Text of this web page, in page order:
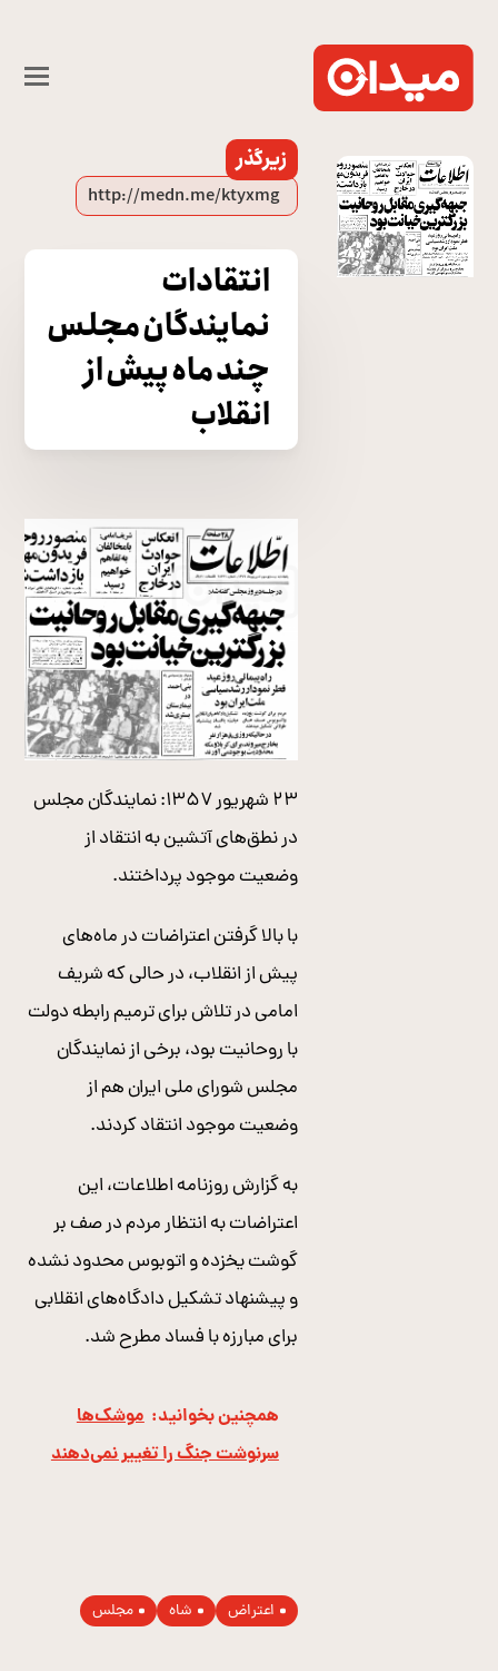
زیرگذر
انتقادات
نمایندگان مجلس
چند ماه پیش از
انقلاب
۲۳ شهریور ۱۳۵۷: نمایندگان مجلس
در نطق‌های آتشین به انتقاد از
وضعیت موجود پرداختند.
با بالا گرفتن اعتراضات در ماه‌های
پیش از انقلاب، در حالی که شریف
امامی در تلاش برای ترمیم رابطه دولت
با روحانیت بود، برخی از نمایندگان
مجلس شورای ملی ایران هم از
وضعیت موجود انتقاد کردند.
به گزارش روزنامه اطلاعات، این
اعتراضات به انتظار مردم در صف‌ بر
گوشت یخزده و اتوبوس محدود نشده
و پیشنهاد تشکیل دادگاه‌های انقلابی
برای مبارزه با فساد مطرح شد.
همچنین بخوانید: موشک‌ها
سرنوشت جنگ را تغییر نمی‌دهند
اعتراض شاه مجلس